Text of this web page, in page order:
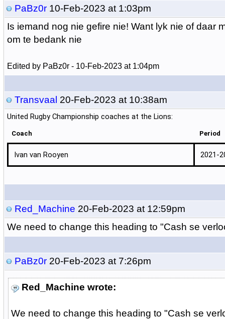
PaBz0r10-Feb-2023 at 1:03pm
Is iemand nog nie gefire nie! Want lyk nie of daar
om te bedank nie
Edited by PaBz0r - 10-Feb-2023 at 1:04pm
Transvaal 20-Feb-2023 at 10:38am
United Rugby Championship coaches at the Lions:
Coach Period
Ivan van Rooyen 2021-
Red_Machine 20-Feb-2023 at 12:59pm
We need to change this heading to "Cash se
PaBz0r20-Feb-2023 at 7:26pm
Red_Machine wrote:
We need to change this heading to "Cash se